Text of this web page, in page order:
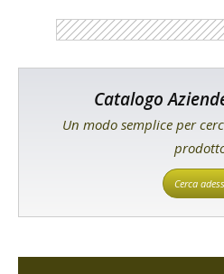
Catalogo
Un modo semplice per
Cerca